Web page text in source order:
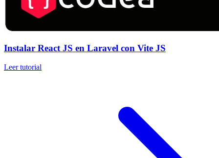
Instalar React JS en Laravel con Vite JS
Leer tutorial